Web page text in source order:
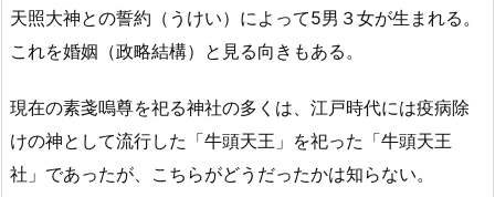
天照大神との誓約（うけい）によって5男３女が生まれる。
これを婚姻（政略結構）と見る向きもある。
現在の素戔嗚尊を祀る神社の多くは、江戸時代には疫病除
けの神として流行した「牛頭天王」を祀った「牛頭天王
社」であったが、こちらがどうだったかは知らない。